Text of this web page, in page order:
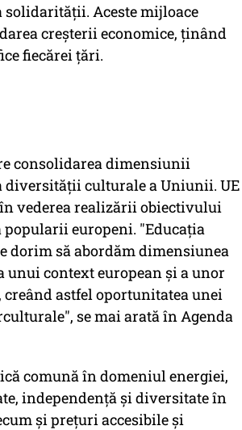
Aceste mijloace
creșterii economice, ținând
fiecărei țări.
consolidarea dimensiunii
diversității culturale a Uniunii. UE
în vederea realizării obiectivului
europeni. "Educația
dorim să abordăm dimensiunea
context european și a unor
astfel oportunitatea unei
se mai arată în Agenda
comună în domeniul energiei,
independență și diversitate în
și prețuri accesibile și